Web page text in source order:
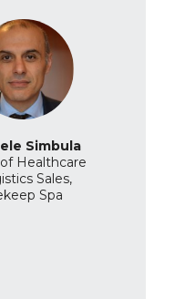
Simbula
Healthcare
Sales,
Spa